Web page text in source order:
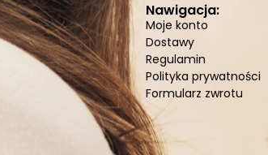
Nawigacja:
Moje konto
Dostawy
Regulamin
Polityka prywatności
Formularz zwrotu